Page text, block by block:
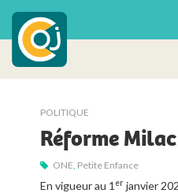
POLITIQUE
Réforme Milac
ONE Petite Enfance
En vigueur au 1 er janvier